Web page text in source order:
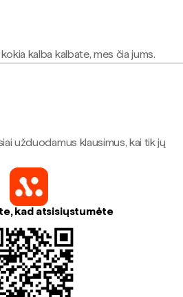
kalba kalbate, mes čia jums.
užduodamus klausimus, kai tik jų
kad atsisiųstumėte